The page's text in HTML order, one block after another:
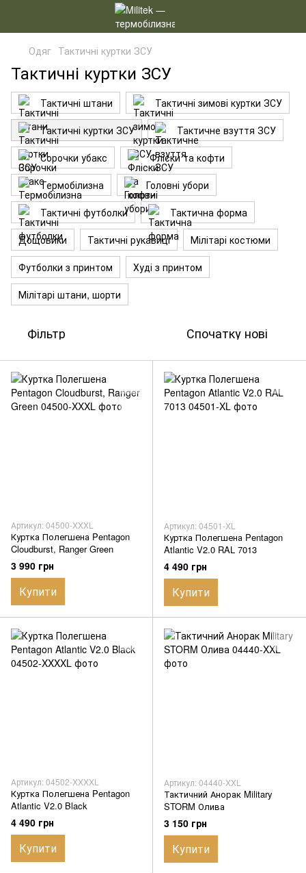
Одяг Тактичні куртки ЗСУ
Тактичні куртки ЗСУ
Тактичні штани
Тактичні зимові куртки ЗСУ
Тактичні куртки ЗСУ
Тактичне взуття ЗСУ
Сорочки убакс
Фліски та кофти
Термобілизна
Головні убори
Тактичні футболки
Тактична форма
Дощовики
Тактичні рукавиці
Мілітарі костюми
Футболки з принтом
Худі з принтом
Мілітарі штани, шорти
Фільтр Спочатку нові
Артикул: 04500-XXXL
Куртка Полегшена Pentagon
Cloudburst, Ranger Green
3 990 грн
Купити
Артикул: 04501-XL
Куртка Полегшена Pentagon
Atlantic V2.0 RAL 7013
4 490 грн
Купити
Артикул: 04502-XXXXL
Куртка Полегшена Pentagon
Atlantic V2.0 Black
4 490 грн
Купити
Артикул: 04440-XXL
Тактичний Анорак Military
STORM Олива
3 150 грн
Купити